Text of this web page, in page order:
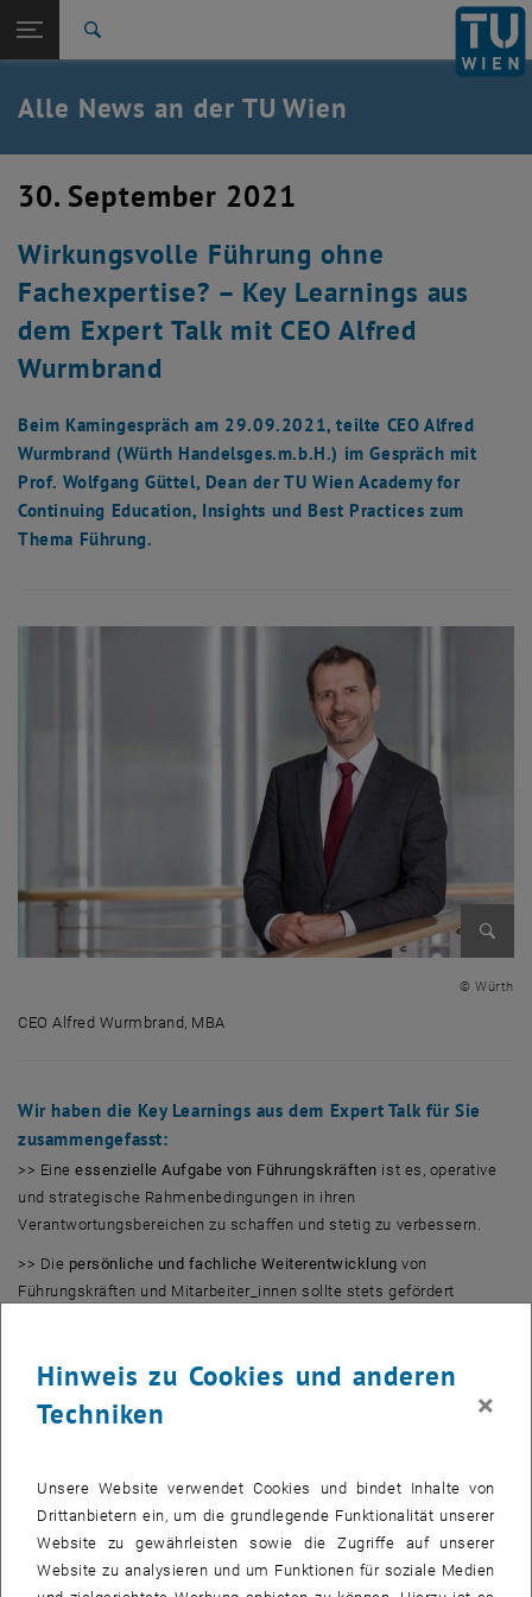
TU Login
Quicklinks
Quicklinks-Menü umschalten
Studium
Karriere
Zurück: Subseiten von TU Wien Startseite auflisten
Zurück zur letzten Ebene:
TU Wien Startseite
Übersicht
Alle News an der TU Wien
30. September 2021
Wirkungsvolle Führung ohne
Fachexpertise? – Key Learnings aus
dem Expert Talk mit CEO Alfred
Wurmbrand
Beim Kamingespräch am 29.09.2021, teilte CEO Alfred
Wurmbrand (Würth Handelsges.m.b.H.) im Gespräch mit
Prof. Wolfgang Güttel, Dean der TU Wien Academy for
Continuing Education, Insights und Best Practices zum
Thema Führung.
© Würth
CEO Alfred Wurmbrand, MBA
Wir haben die Key Learnings aus dem Expert Talk für Sie
zusammengefasst:
>> Eine essenzielle Aufgabe von Führungskräften ist es, operative
und strategische Rahmenbedingungen in ihren
Verantwortungsbereichen zu schaffen und stetig zu verbessern.
>> Die persönliche und fachliche Weiterentwicklung von
Führungskräften und Mitarbeiter_innen sollte stets gefördert
agieren.
>> „Den Sinn dahinter sehen und verstehen“:
die Mitarbeiter_innen sein um ein positives Unternehmensklima zu
>> Eigene und externe Erwartungshaltungen sollten angesprochen
und bewusst gemacht werden.
Hinweis zu Cookies und anderen
Techniken
×
Unsere Website verwendet Cookies und bindet Inhalte von
Drittanbietern ein, um die grundlegende Funktionalität unserer
Website zu gewährleisten sowie die Zugriffe auf unserer
Website zu analysieren und um Funktionen für soziale Medien